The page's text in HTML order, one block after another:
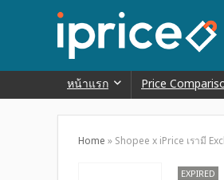
หน้าแรก Price
Home » Shopee x iPrice เรามี
EXPIRED